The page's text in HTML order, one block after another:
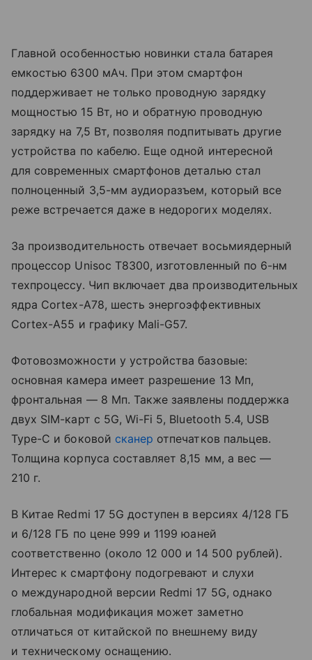
Главной особенностью новинки стала батарея
емкостью 6300 мАч. При этом смартфон
поддерживает не только проводную зарядку
мощностью 15 Вт, но и обратную проводную
зарядку на 7,5 Вт, позволяя подпитывать другие
устройства по кабелю. Еще одной интересной
для современных смартфонов деталью стал
полноценный 3,5-мм аудиоразъем, который все
реже встречается даже в недорогих моделях.
За производительность отвечает восьмиядерный
процессор Unisoc T8300, изготовленный по 6-нм
техпроцессу. Чип включает два производительных
ядра Cortex-A78, шесть энергоэффективных
Cortex-A55 и графику Mali-G57.
Фотовозможности у устройства базовые:
основная камера имеет разрешение 13 Мп,
фронтальная — 8 Мп. Также заявлены поддержка
двух SIM-карт с 5G, Wi-Fi 5, Bluetooth 5.4, USB
Type-C и боковой сканер отпечатков пальцев.
Толщина корпуса составляет 8,15 мм, а вес —
210 г.
В Китае Redmi 17 5G доступен в версиях 4/128 ГБ
и 6/128 ГБ по цене 999 и 1199 юаней
соответственно (около 12 000 и 14 500 рублей).
Интерес к смартфону подогревают и слухи
о международной версии Redmi 17 5G, однако
глобальная модификация может заметно
отличаться от китайской по внешнему виду
и техническому оснащению.